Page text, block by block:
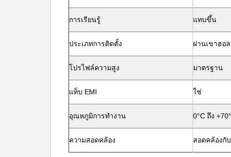
การเรียนรู้ แทบขึ้น
ประเภทการติดตั้ง ผ่านเขาฮอ
โปรไฟล์ความสูง มาตรฐาน
แท็บ EMI ใช่
อุณหภูมิการทํางาน 0°C ถึง
ความสอดคล้อง สอดคล้องกั